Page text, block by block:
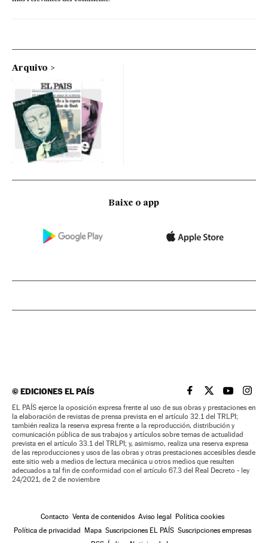
Arquivo
Baixe o app
©EDICIONES EL PAÍS EL PAÍS BRASIL EN
EL PAÍSEL PAÍS
EL
EL PAÍS ejerce la oposición expresa frente al uso de sus obras y prestaciones en
la elaboración de revistas de prensa prevista en el artículo 32.1 del TRLPI;
también realiza la reserva expresa frente a la reproducción, distribución y
comunicación pública de sus trabajos y artículos sobre temas de actualidad
prevista en el artículo 33.1 del TRLPI; y, asimismo, realiza una reserva expresa
de las reproducciones y usos de las obras y otras prestaciones accesibles desde
este sitio web a medios de lectura mecánica u otros medios que resulten
adecuados a tal fin de conformidad con el artículo 67.3 del Real Decreto - ley
24/2021, de 2 de noviembre
Contacto Venta de contenidos Aviso legal Política cookies
Política de privacidad Mapa Suscripciones EL PAÍS Suscripciones empresas